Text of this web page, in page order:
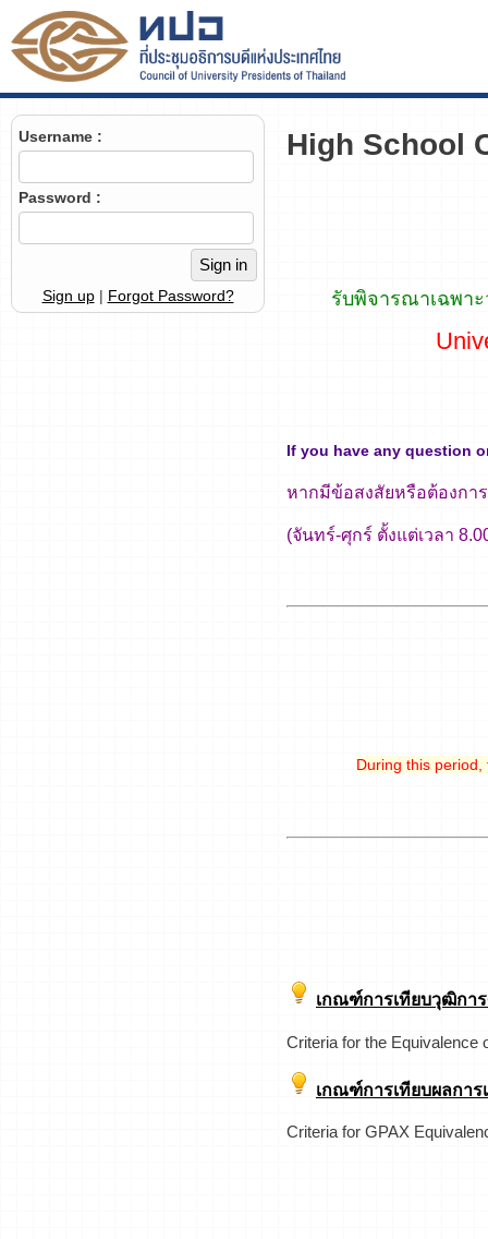
Username :
Password :
Sign up| Forgot Password?
High School
รับพิจารณาเฉพา
If you have any question
หากมีข้อสงสัยหรือต้องกา
(จันทร์-ศุกร์ ตั้งแต่เวลา
During this
เกณฑ์การเทียบวุฒิกา
Criteria for the Equivalence
เกณฑ์การเทียบผลการ
Criteria for GPAX